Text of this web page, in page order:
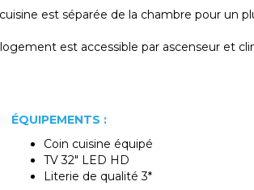
est séparée de la chambre pour un
est accessible par ascenseur et
ÉQUIPEMENTS :
Coin cuisine équipé
TV 32" LED HD
Literie de qualité 3*